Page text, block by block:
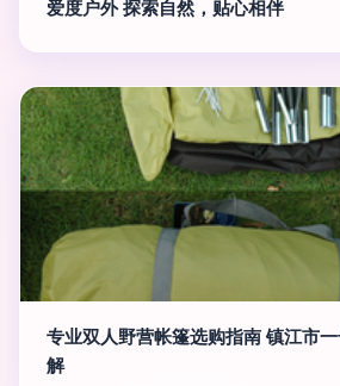
爱度户外 探索自然，贴心相伴
专业双人野营帐篷选购指南 镇江市
解